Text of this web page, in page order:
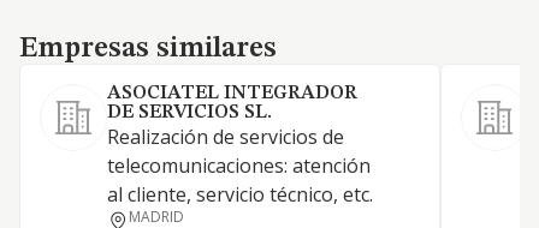
Empresas similares
Empresas similares
ASOCIATEL INTEGRADOR
DE SERVICIOS SL.
Realización de servicios de
telecomunicaciones: atención
al cliente, servicio técnico, etc.
MADRID